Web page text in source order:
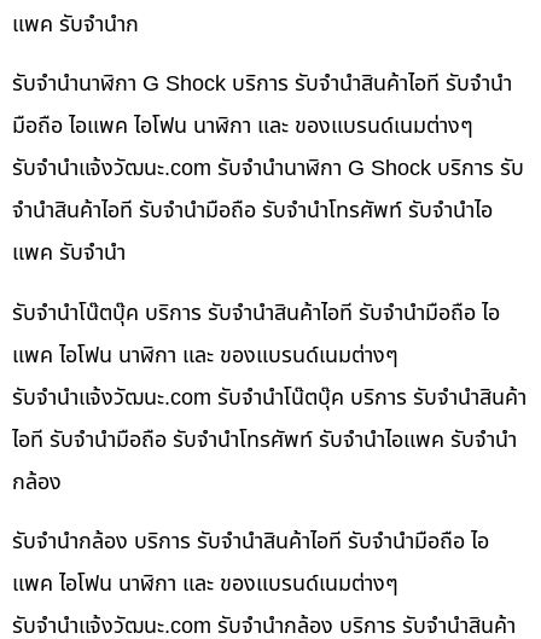
แพค รับจำนำก
รับจำนำนาฬิกา G Shock บริการ รับจำนำสินค้าไอที รับจำนำ
มือถือ ไอแพค ไอโฟน นาฬิกา และ ของแบรนด์เนมต่างๆ
รับจํานําแจ้งวัฒนะ.com รับจำนำนาฬิกา G Shock บริการ รับ
จำนำสินค้าไอที รับจำนำมือถือ รับจำนำโทรศัพท์ รับจำนำไอ
แพค รับจำนำ
รับจำนำโน๊ตบุ๊ค บริการ รับจำนำสินค้าไอที รับจำนำมือถือ ไอ
แพค ไอโฟน นาฬิกา และ ของแบรนด์เนมต่างๆ
รับจํานําแจ้งวัฒนะ.com รับจำนำโน๊ตบุ๊ค บริการ รับจำนำสินค้า
ไอที รับจำนำมือถือ รับจำนำโทรศัพท์ รับจำนำไอแพค รับจำนำ
กล้อง
รับจำนำกล้อง บริการ รับจำนำสินค้าไอที รับจำนำมือถือ ไอ
แพค ไอโฟน นาฬิกา และ ของแบรนด์เนมต่างๆ
รับจํานําแจ้งวัฒนะ.com รับจำนำกล้อง บริการ รับจำนำสินค้า